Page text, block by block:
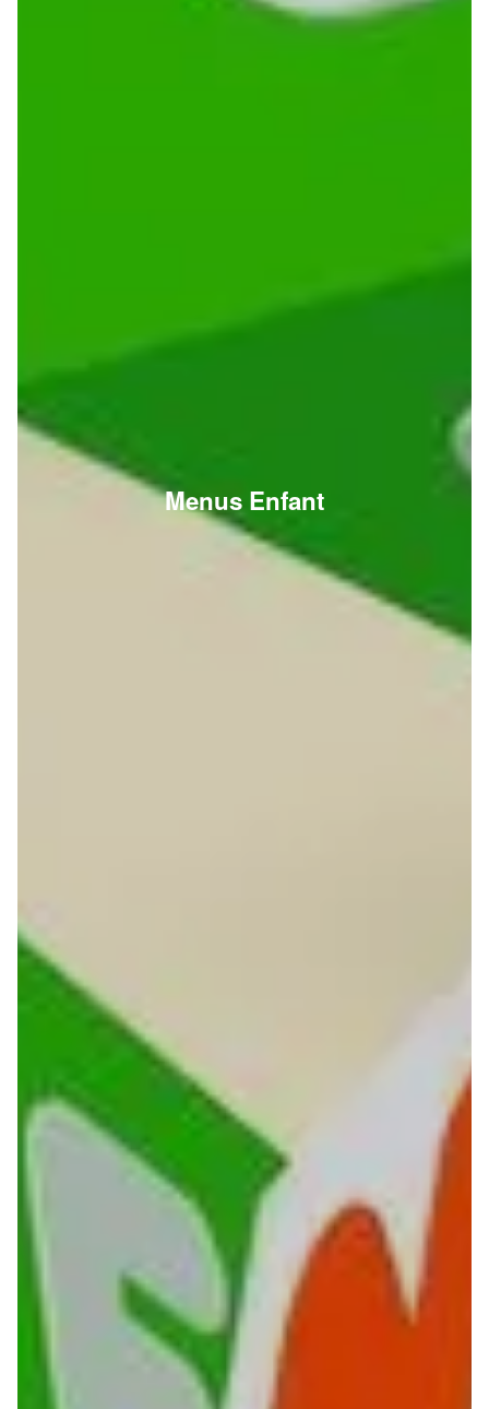
Menus Enfant